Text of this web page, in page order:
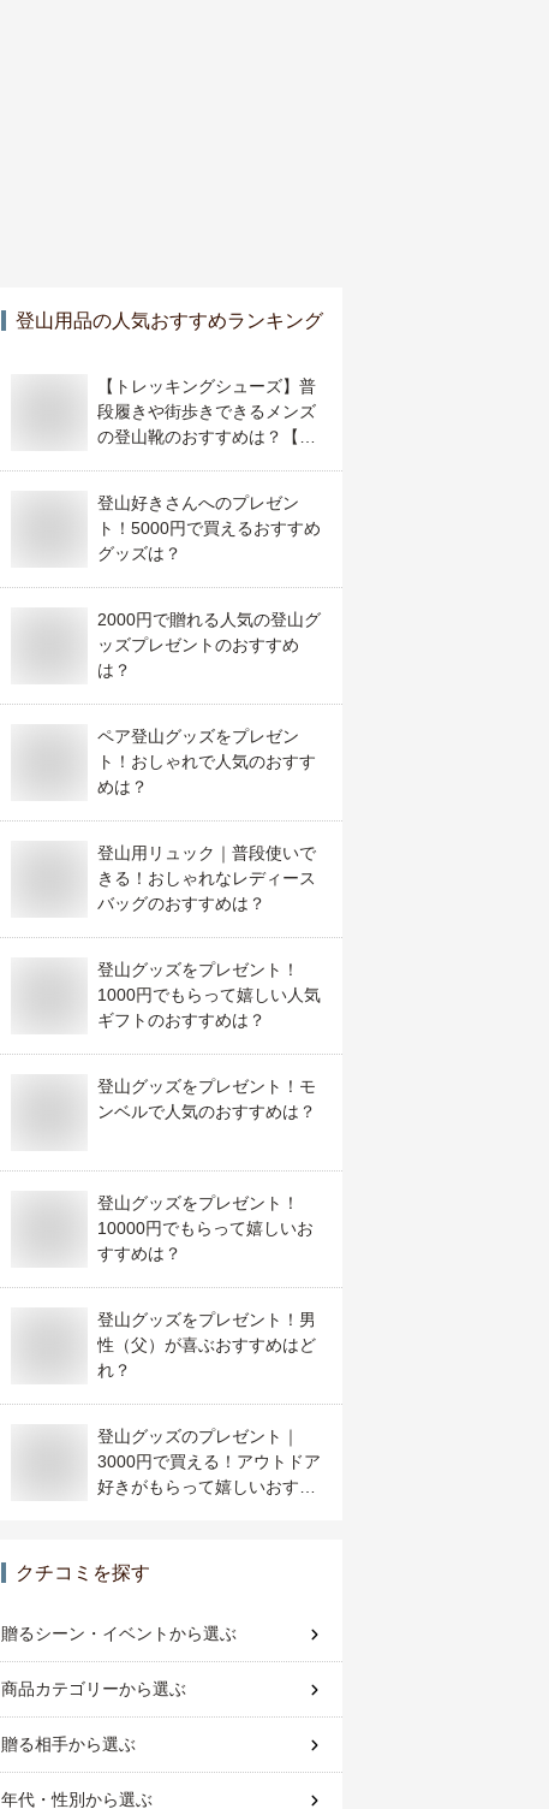
登山用品の人気おすすめランキング
【トレッキングシューズ】普
段履きや街歩きできるメンズ
の登山靴のおすすめは？【予
登山好きさんへのプレゼン
ト！5000円で買えるおすすめ
グッズは？
2000円で贈れる人気の登山グ
ッズプレゼントのおすすめ
は？
ペア登山グッズをプレゼン
ト！おしゃれで人気のおすす
めは？
登山用リュック｜普段使いで
きる！おしゃれなレディース
バッグのおすすめは？
登山グッズをプレゼント！
1000円でもらって嬉しい人気
ギフトのおすすめは？
登山グッズをプレゼント！モ
ンベルで人気のおすすめは？
登山グッズをプレゼント！
10000円でもらって嬉しいお
すすめは？
登山グッズをプレゼント！男
性（父）が喜ぶおすすめはど
れ？
登山グッズのプレゼント｜
3000円で買える！アウトドア
好きがもらって嬉しいおすす
クチコミを探す
贈るシーン・イベントから選ぶ
商品カテゴリーから選ぶ
贈る相手から選ぶ
年代・性別から選ぶ